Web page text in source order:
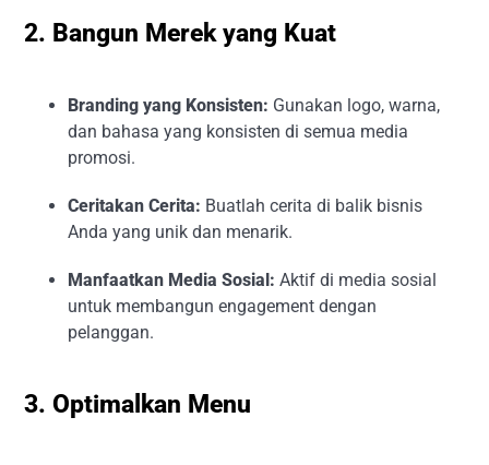
2. Bangun Merek yang Kuat
Branding yang Konsisten: Gunakan logo, warna,
dan bahasa yang konsisten di semua media
promosi.
Ceritakan Cerita: Buatlah cerita di balik bisnis
Anda yang unik dan menarik.
Manfaatkan Media Sosial: Aktif di media sosial
untuk membangun engagement dengan
pelanggan.
3. Optimalkan Menu